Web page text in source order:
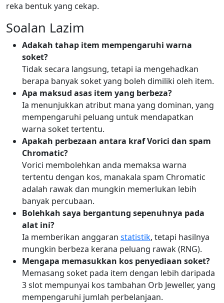
reka bentuk yang cekap.
Soalan Lazim
Adakah tahap item mempengaruhi warna
soket?
Tidak secara langsung, tetapi ia mengehadkan
berapa banyak soket yang boleh dimiliki oleh item.
Apa maksud asas item yang berbeza?
Ia menunjukkan atribut mana yang dominan, yang
mempengaruhi peluang untuk mendapatkan
warna soket tertentu.
Apakah perbezaan antara kraf Vorici dan spam
Chromatic?
Vorici membolehkan anda memaksa warna
tertentu dengan kos, manakala spam Chromatic
adalah rawak dan mungkin memerlukan lebih
banyak percubaan.
Bolehkah saya bergantung sepenuhnya pada
alat ini?
Ia memberikan anggaran statistik, tetapi hasilnya
mungkin berbeza kerana peluang rawak (RNG).
Mengapa memasukkan kos penyediaan soket?
Memasang soket pada item dengan lebih daripada
3 slot mempunyai kos tambahan Orb Jeweller, yang
mempengaruhi jumlah perbelanjaan.